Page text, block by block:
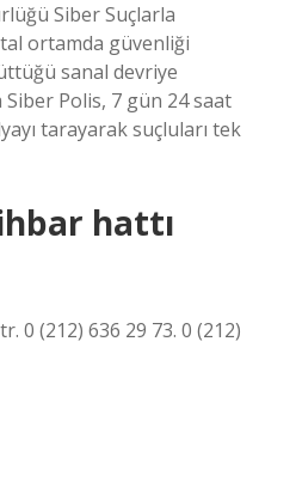
Siber Suçlarla
ortamda güvenliği
sanal devriye
Polis, 7 gün 24 saat
tarayarak suçluları tek
hattı
0 (212) 636 29 73. 0 (212)